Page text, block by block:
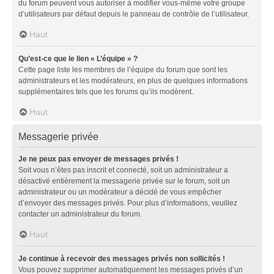
du forum peuvent vous autoriser à modifier vous-même votre groupe
d’utilisateurs par défaut depuis le panneau de contrôle de l’utilisateur.
Haut
Qu’est-ce que le lien « L’équipe » ?
Cette page liste les membres de l’équipe du forum que sont les
administrateurs et les modérateurs, en plus de quelques informations
supplémentaires tels que les forums qu’ils modèrent.
Haut
Messagerie privée
Je ne peux pas envoyer de messages privés !
Soit vous n’êtes pas inscrit et connecté, soit un administrateur a
désactivé entièrement la messagerie privée sur le forum, soit un
administrateur ou un modérateur a décidé de vous empêcher
d’envoyer des messages privés. Pour plus d’informations, veuillez
contacter un administrateur du forum.
Haut
Je continue à recevoir des messages privés non sollicités !
Vous pouvez supprimer automatiquement les messages privés d’un